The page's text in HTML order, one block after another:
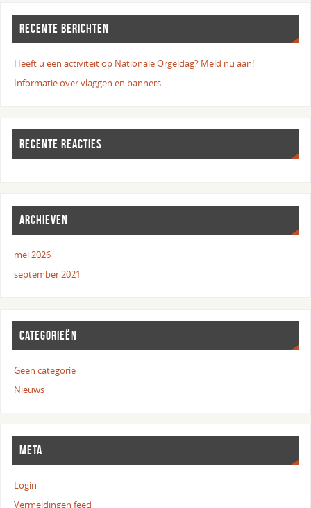
RECENTE BERICHTEN
Heeft u een activiteit op Nationale Orgeldag? Meld nu aan!
Informatie over vlaggen en banners
RECENTE REACTIES
ARCHIEVEN
mei 2026
september 2021
CATEGORIEËN
Geen categorie
Nieuws
META
Login
Vermeldingen feed